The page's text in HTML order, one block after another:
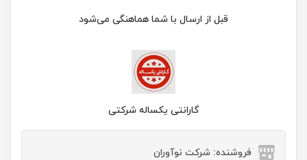
قبل از ارسال با شما هماهنگی می‌شود
گارانتی یکساله شرکتی
فروشنده: شرکت نوآوران